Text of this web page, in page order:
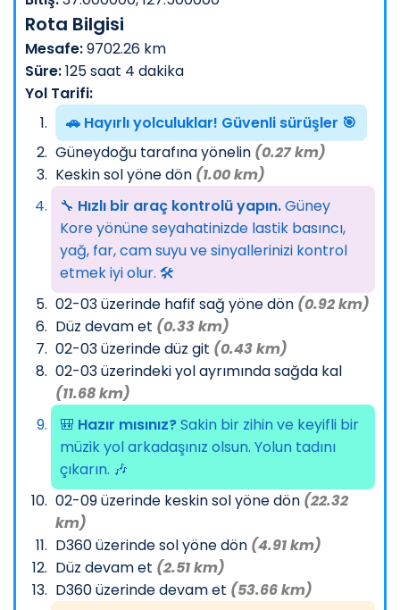
Rota Bilgisi
Mesafe:9702.26 km
Süre:125 saat 4 dakika
Yol Tarifi:
🚗 Hayırlı yolculuklar! Güvenli sürüşler 🎯
Güneydoğu tarafına yönelin (0.27 km)
Keskin sol yöne dön (1.00 km)
🔧 Hızlı bir araç kontrolü yapın.Güney
Kore yönüne seyahatinizde lastik basıncı,
yağ, far, cam suyu ve sinyallerinizi kontrol
etmek iyi olur. 🛠️
02-03 üzerinde hafif sağ yöne dön (0.92 km)
Düz devam et (0.33 km)
02-03 üzerinde düz git (0.43 km)
02-03 üzerindeki yol ayrımında sağda kal
(11.68 km)
🎒 Hazır mısınız?Sakin bir zihin ve keyifli bir
müzik yol arkadaşınız olsun. Yolun tadını
çıkarın. 🎶
02-09 üzerinde keskin sol yöne dön (22.32
km)
D360 üzerinde sol yöne dön (4.91 km)
Düz devam et (2.51 km)
D360 üzerinde devam et (53.66 km)